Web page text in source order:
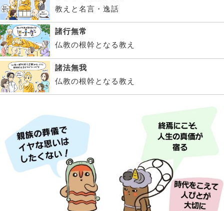
教えと名言・逸話
諸行無常
仏教の根幹となる教え
諸法無我
仏教の根幹となる教え